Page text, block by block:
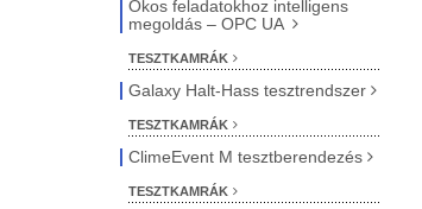
Okos feladatokhoz intelligens
megoldás – OPC UA
TESZTKAMRÁK
Galaxy Halt-Hass tesztrendszer
TESZTKAMRÁK
ClimeEvent M tesztberendezés
TESZTKAMRÁK